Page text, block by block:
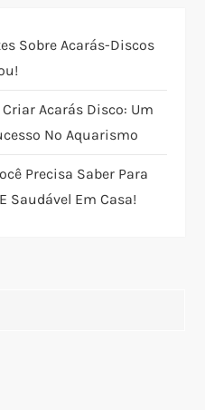
Sobre Acarás-Discos
Acarás Disco: Um
No Aquarismo
Precisa Saber Para
Saudável Em Casa!